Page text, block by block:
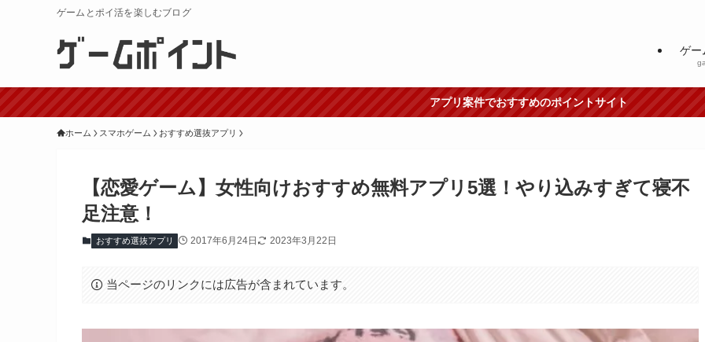
ゲームとポイ活を楽しむブログ
ゲー
アプリ案件でおすすめのポイントサイト
ホーム スマホゲーム おすすめ選抜アプリ
【恋愛ゲーム】女性向けおすすめ無料アプリ5選！やり込みすぎて寝不
足注意！
おすすめ選抜アプリ 2017年6月24日 2023年3月22日
当ページのリンクには広告が含まれています。